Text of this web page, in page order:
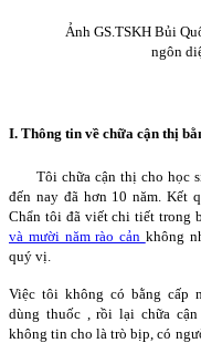
Ảnh GS.TSKH Bủi
ngôn
I. Thông tin về chữa cận thị
Tôi chữa cận thị cho học
đến nay đã hơn 10 năm. Kết
Chẩn tôi đã viết chi tiết trong
và mười năm rào cản không
quý vị.
Việc tôi không có bằng cấp
dùng thuốc , rồi lại chữa
không tin cho là trò bịp, có